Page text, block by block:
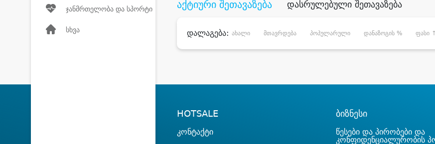
ჯანმრთელობა და სპორტი
სხვა
აქტიური შეთავაზება დასრულებული შეთავაზება
დალაგება: ახალი მთავრდება პოპულარული დანაზოგის % ფასი ↑
HOTSALE
კონტაქტი
ბიზნესი
წესები და პირობები და
კონფიდენციალურობის